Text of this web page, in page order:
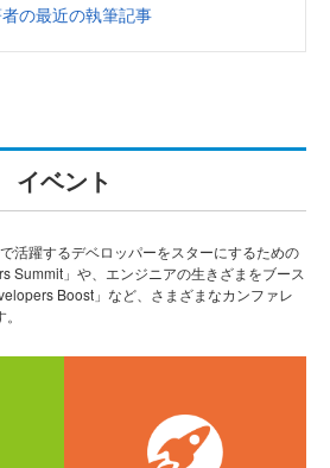
の最近の執筆記事
イベント
活躍するデベロッパーをスターにするための
Summit」や、エンジニアの生きざまをブース
Boost」など、さまざまなカンファレ